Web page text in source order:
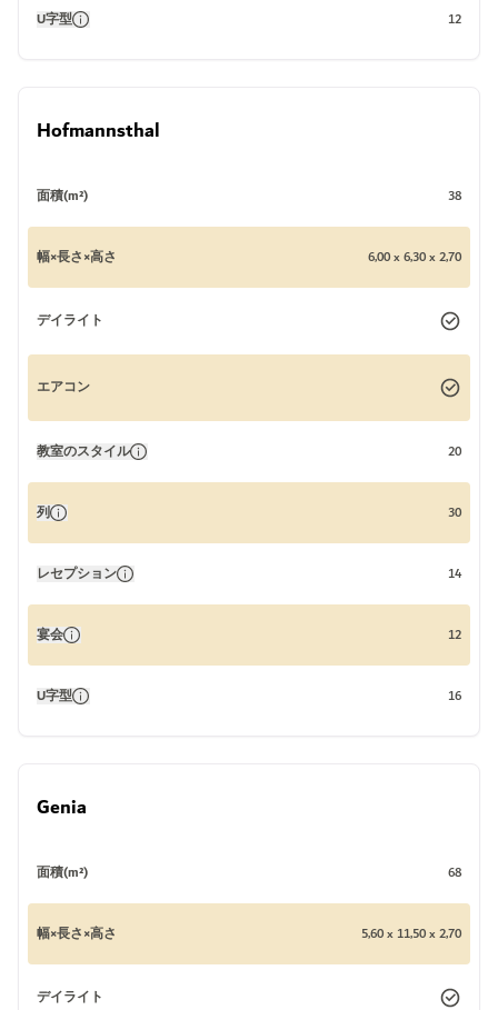
U字型 12
Hofmannsthal
面積(m²) 38
幅×長さ×高さ 6,00 x 6,30 x 2,70
デイライト
エアコン
教室のスタイル 20
列 30
レセプション 14
宴会 12
U字型 16
Genia
面積(m²) 68
幅×長さ×高さ 5,60 x 11,50 x 2,70
デイライト